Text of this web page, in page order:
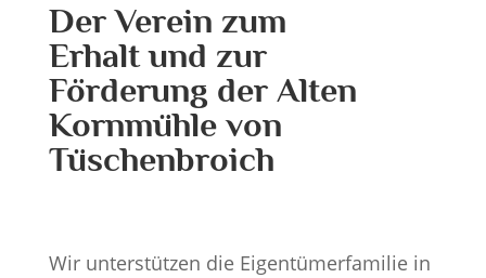
Der Verein zum
Erhalt und zur
Förderung der Alten
Kornmühle von
Tüschenbroich
Wir unterstützen die Eigentümerfamilie in